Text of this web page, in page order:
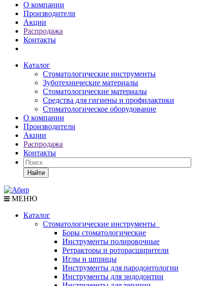
О компании
Производители
Акции
Распродажа
Контакты
Каталог
Стоматологические инструменты
Зуботехнические материалы
Стоматологические материалы
Средства для гигиены и профилактики
Стоматологическое оборудование
О компании
Производители
Акции
Распродажа
Контакты
Найти
МЕНЮ
Каталог
Стоматологические инструменты
Боры стоматологические
Инструменты полировочные
Ретракторы и роторасширители
Иглы и шприцы
Инструменты для пародонтологии
Инструменты для эндодонтии